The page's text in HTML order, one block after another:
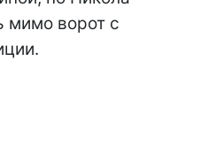
мимо ворот с